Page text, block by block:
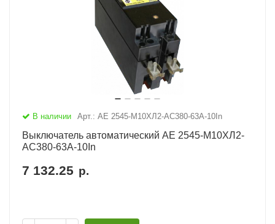
В наличии Арт.: АЕ 2545-М10ХЛ2-AC380-63А-10In
Выключатель автоматический АЕ 2545-М10ХЛ2-
AC380-63А-10In
7 132.25 р.